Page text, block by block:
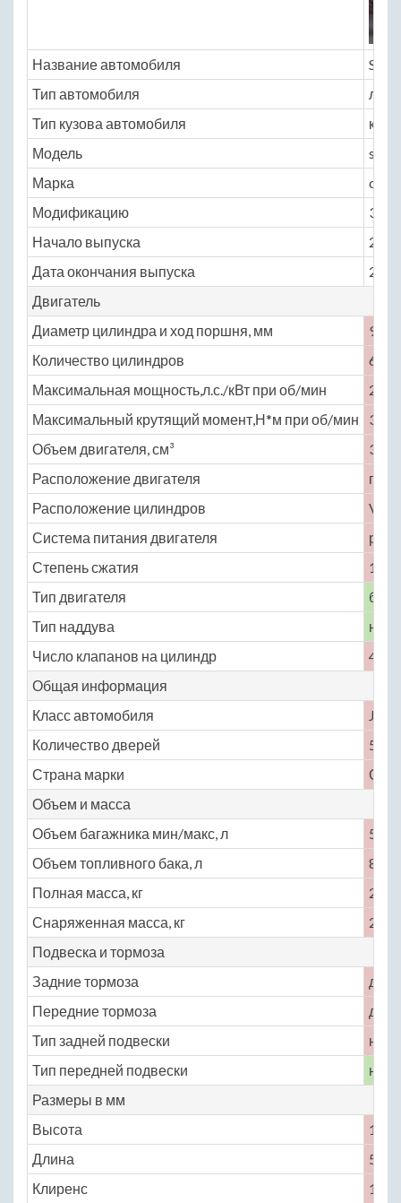
Название автомобиля
Тип автомобиля
Тип кузова автомобиля
Модель
Марка
Модификацию
3.6
Начало выпуска
2006
Дата окончания выпуска
2010
Двигатель
Диаметр цилиндра и ход поршня, мм
94 ×
Количество цилиндров
6
Максимальная мощность,л.с./кВт при об/мин
269
Максимальный крутящий момент,Н*м при об/мин
331
Объем двигателя, см³
3564
Расположение двигателя
Расположение цилиндров
V-
Система питания двигателя
Степень сжатия
10.2
Тип двигателя
Тип наддува
нет
Число клапанов на цилиндр
4
Общая информация
Класс автомобиля
J
Количество дверей
5
Страна марки
Объем и масса
Объем багажника мин/макс, л
558
Объем топливного бака, л
83
Полная масса, кг
2908
Снаряженная масса, кг
2145
Подвеска и тормоза
Задние тормоза
Передние тормоза
Тип задней подвески
Тип передней подвески
Размеры в мм
Высота
1776
Длина
5098
Клиренс
189